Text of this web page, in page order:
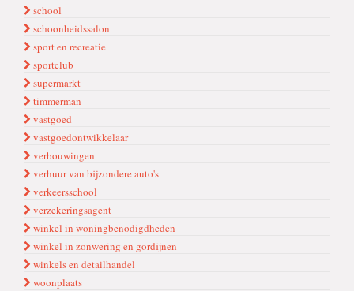
school
schoonheidssalon
sport en recreatie
sportclub
supermarkt
timmerman
vastgoed
vastgoedontwikkelaar
verbouwingen
verhuur van bijzondere auto's
verkeersschool
verzekeringsagent
winkel in woningbenodigdheden
winkel in zonwering en gordijnen
winkels en detailhandel
woonplaats